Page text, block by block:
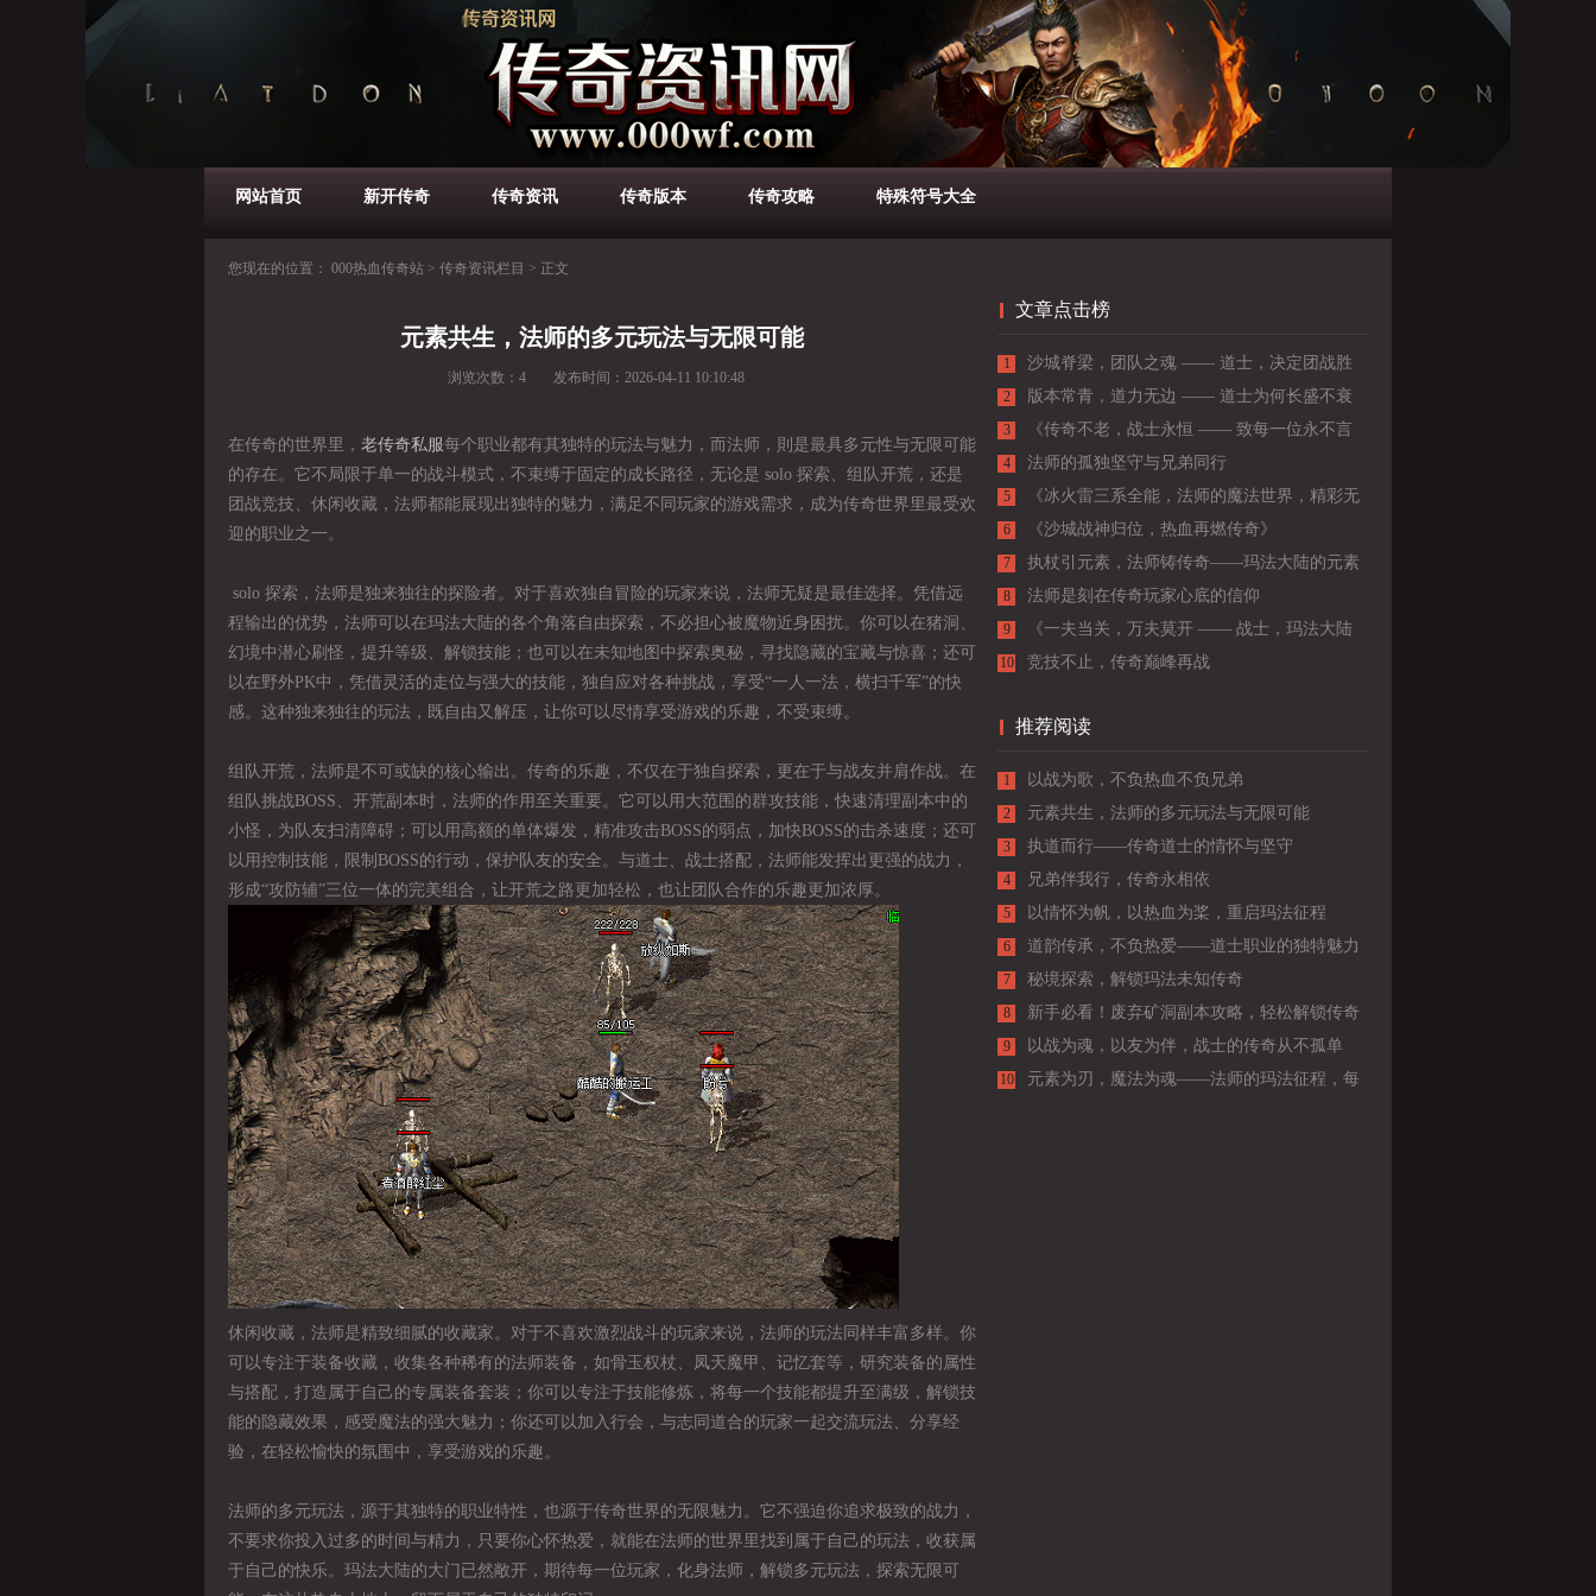
网站首页 新开传奇 传奇资讯 传奇版本 传奇攻略 特殊符号大全
您现在的位置： 000热血传奇站 > 传奇资讯栏目 > 正文
元素共生，法师的多元玩法与无限可能
浏览次数： 4 发布时间： 2026-04-11 10:10:48
在传奇的世界里， 老传奇私服每个职业都有其独特的玩法与魅力，而法师，則是最具多元性与无限可能
的存在。它不局限于单一的战斗模式，不束缚于固定的成长路径，无论是 solo 探索、组队开荒，还是
团战竞技、休闲收藏，法师都能展现出独特的魅力，满足不同玩家的游戏需求，成为传奇世界里最受欢
迎的职业之一。
solo 探索，法师是独来独往的探险者。对于喜欢独自冒险的玩家来说，法师无疑是最佳选择。凭借远
程输出的优势，法师可以在玛法大陆的各个角落自由探索，不必担心被魔物近身困扰。你可以在猪洞、
幻境中潜心刷怪，提升等级、解锁技能；也可以在未知地图中探索奥秘，寻找隐藏的宝藏与惊喜；还可
以在野外PK中，凭借灵活的走位与强大的技能，独自应对各种挑战，享受“一人一法，横扫千军”的快
感。这种独来独往的玩法，既自由又解压，让你可以尽情享受游戏的乐趣，不受束缚。
组队开荒，法师是不可或缺的核心输出。传奇的乐趣，不仅在于独自探索，更在于与战友并肩作战。在
组队挑战BOSS、开荒副本时，法师的作用至关重要。它可以用大范围的群攻技能，快速清理副本中的
小怪，为队友扫清障碍；可以用高额的单体爆发，精准攻击BOSS的弱点，加快BOSS的击杀速度；还可
以用控制技能，限制BOSS的行动，保护队友的安全。与道士、战士搭配，法师能发挥出更强的战力，
形成“攻防辅”三位一体的完美组合，让开荒之路更加轻松，也让团队合作的乐趣更加浓厚。
休闲收藏，法师是精致细腻的收藏家。对于不喜欢激烈战斗的玩家来说，法师的玩法同样丰富多样。你
可以专注于装备收藏，收集各种稀有的法师装备，如骨玉权杖、凤天魔甲、记忆套等，研究装备的属性
与搭配，打造属于自己的专属装备套装；你可以专注于技能修炼，将每一个技能都提升至满级，解锁技
能的隐藏效果，感受魔法的强大魅力；你还可以加入行会，与志同道合的玩家一起交流玩法、分享经
验，在轻松愉快的氛围中，享受游戏的乐趣。
法师的多元玩法，源于其独特的职业特性，也源于传奇世界的无限魅力。它不强迫你追求极致的战力，
不要求你投入过多的时间与精力，只要你心怀热爱，就能在法师的世界里找到属于自己的玩法，收获属
于自己的快乐。玛法大陆的大门已然敞开，期待每一位玩家，化身法师，解锁多元玩法，探索无限可
文章点击榜
1
沙城脊梁，团队之魂 —— 道士，决定团战胜
负的关键
2 版本常青，道力无边 —— 道士为何长盛不衰
3
《传奇不老，战士永恒 —— 致每一位永不言
败的勇士》
4 法师的孤独坚守与兄弟同行
5
《冰火雷三系全能，法师的魔法世界，精彩无
极限！》
6 《沙城战神归位，热血再燃传奇》
7
执杖引元素，法师铸传奇——玛法大陆的元素
主宰
8 法师是刻在传奇玩家心底的信仰
9
《一夫当关，万夫莫开 —— 战士，玛法大陆
的最强守护者》
10 竞技不止，传奇巅峰再战
推荐阅读
1 以战为歌，不负热血不负兄弟
2 元素共生，法师的多元玩法与无限可能
3 执道而行——传奇道士的情怀与坚守
4 兄弟伴我行，传奇永相依
5 以情怀为帆，以热血为桨，重启玛法征程
6
道韵传承，不负热爱——道士职业的独特魅力
与成长之旅
7 秘境探索，解锁玛法未知传奇
8
新手必看！废弃矿洞副本攻略，轻松解锁传奇
入门战力
9 以战为魂，以友为伴，战士的传奇从不孤单
10
元素为刃，魔法为魂——法师的玛法征程，每